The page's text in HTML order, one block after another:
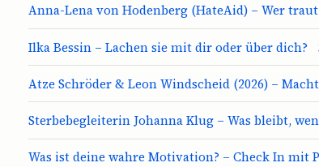
Anna-Lena von Hodenberg (HateAid) – Wer
Ilka Bessin – Lachen sie mit dir oder über dich?
Atze Schröder & Leon Windscheid (2026) –
Sterbebegleiterin Johanna Klug – Was bleibt,
Was ist deine wahre Motivation? – Check In mit